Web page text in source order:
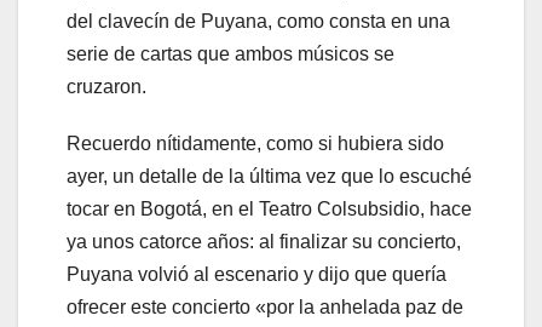
del clavecín de Puyana, como consta en una
serie de cartas que ambos músicos se
cruzaron.
Recuerdo nítidamente, como si hubiera sido
ayer, un detalle de la última vez que lo escuché
tocar en Bogotá, en el Teatro Colsubsidio, hace
ya unos catorce años: al finalizar su concierto,
Puyana volvió al escenario y dijo que quería
ofrecer este concierto «por la anhelada paz de